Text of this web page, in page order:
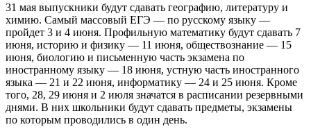
31 мая выпускники будут сдавать географию, литературу и
химию. Самый массовый ЕГЭ — по русскому языку —
пройдет 3 и 4 июня. Профильную математику будут сдавать 7
июня, историю и физику — 11 июня, обществознание — 15
июня, биологию и письменную часть экзамена по
иностранному языку — 18 июня, устную часть иностранного
языка — 21 и 22 июня, информатику — 24 и 25 июня. Кроме
того, 28, 29 июня и 2 июля значатся в расписании резервными
днями. В них школьники будут сдавать предметы, экзамены
по которым проводились в один день.